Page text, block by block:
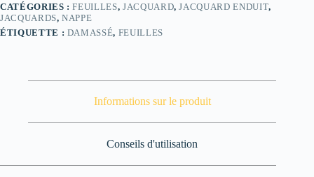
CATÉGORIES :FEUILLES, JACQUARD,JACQUARD ENDUIT,
JACQUARDS,NAPPE
ÉTIQUETTE : DAMASSÉ, FEUILLES
Informations sur le produit
Conseils d'utilisation